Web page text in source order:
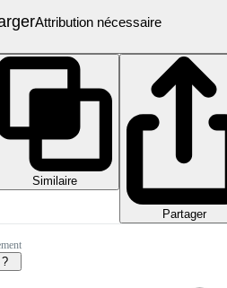
Attribution nécessaire
Similaire
Partager